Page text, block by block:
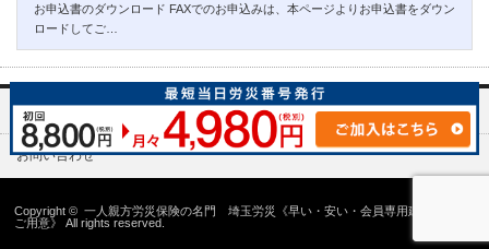
お申込書のダウンロード FAXでのお申込みは、本ページよりお申込書をダウン
ロードしてご…
埼玉労災一人親方部会について
お問い合わせ
Copyright ©一人親方労災保険の名門 埼玉労災《早い・安い・会員専用建設国保の
ご用意》
All rights reserved.